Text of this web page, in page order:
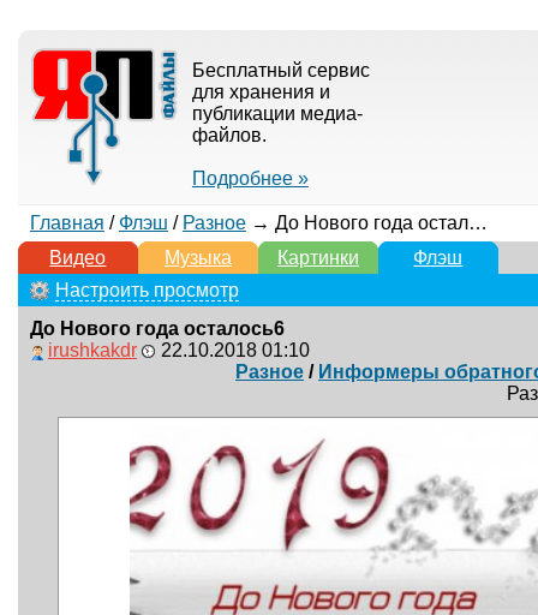
Бесплатный сервис
для хранения и
публикации медиа-
файлов.
Подробнее »
Главная / Флэш / Разное→ До Нового года осталось6
Видео
Музыка Картинки
Флэш
Настроить просмотр
До Нового года осталось6
irushkakdr
22.10.2018 01:10
Разное / Информеры